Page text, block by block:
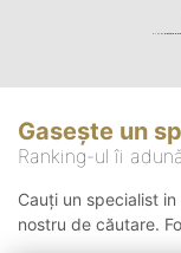
Gasește un
Ranking-ul îi
Cauți un specialist
nostru de căutare.